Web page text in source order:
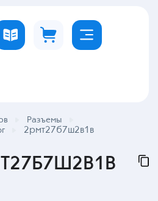
Разъемы
2рмт27б7ш2в1в